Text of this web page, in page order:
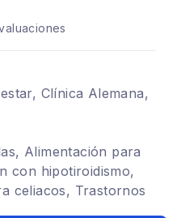
Clínica Alemana,
Alimentación para
con hipotiroidismo,
celiacos, Trastornos